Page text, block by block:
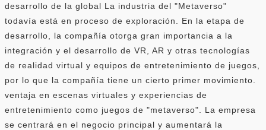
desarrollo de la global La industria del "Metaverso"
todavía está en proceso de exploración. En la etapa de
desarrollo, la compañía otorga gran importancia a la
integración y el desarrollo de VR, AR y otras tecnologías
de realidad virtual y equipos de entretenimiento de juegos,
por lo que la compañía tiene un cierto primer movimiento.
ventaja en escenas virtuales y experiencias de
entretenimiento como juegos de "metaverso". La empresa
se centrará en el negocio principal y aumentará la